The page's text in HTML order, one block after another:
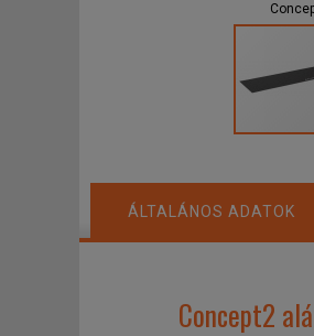
ÁLTALÁNOS ADATOK
Concept2